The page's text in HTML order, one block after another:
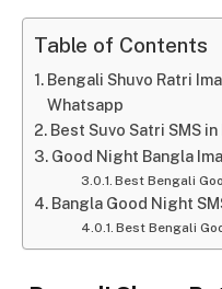
Table of Contents
Bengali Shuvo Ratri
Whatsapp
Best Suvo Satri SMS
Good Night Bangla
Best Bengali
Bangla Good Night
Best Bengali